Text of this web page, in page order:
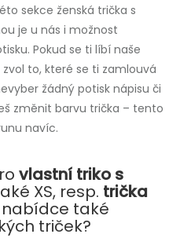
sekce ženská trička s
je u nás i možnost
Pokud se ti líbí naše
to, které se ti zamlouvá
žádný potisk nápisu či
změnit barvu trička – tento
navíc.
vlastní triko s
XS, resp. trička
také
triček?